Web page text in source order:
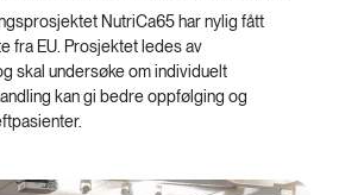
NutriCa65 har nylig fått
fra EU. Prosjektet ledes av
skal undersøke om individuelt
kan gi bedre oppfølging og